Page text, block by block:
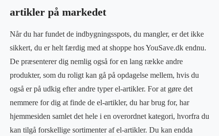
artikler på markedet
Når du har fundet de indbygningsspots, du mangler, er det ikke
sikkert, du er helt færdig med at shoppe hos YouSave.dk endnu.
De præsenterer dig nemlig også for en lang række andre
produkter, som du roligt kan gå på opdagelse mellem, hvis du
også er på udkig efter andre typer el-artikler. For at gøre det
nemmere for dig at finde de el-artikler, du har brug for, har
hjemmesiden samlet det hele i en overordnet kategori, hvorfra du
kan tilgå forskellige sortimenter af el-artikler. Du kan endda